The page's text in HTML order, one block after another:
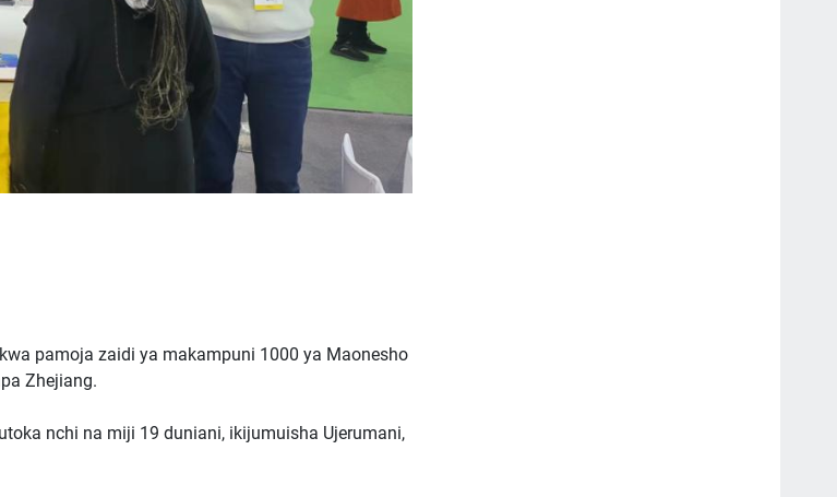
pamoja zaidi ya makampuni 1000 ya Maonesho
Zhejiang.
nchi na miji 19 duniani, ikijumuisha Ujerumani,